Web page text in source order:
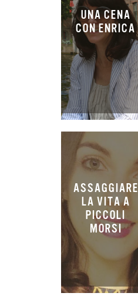
UNA CENA
CON ENRICA
ASSAGGIARE
LA VITA A
PICCOLI
MORSI